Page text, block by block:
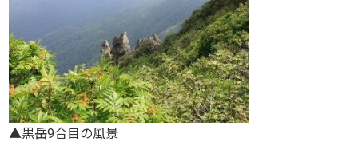
▲黒岳9合目の風景